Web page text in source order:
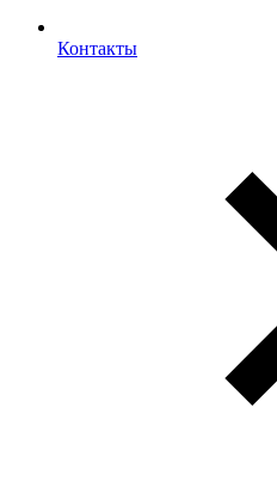
Контакты